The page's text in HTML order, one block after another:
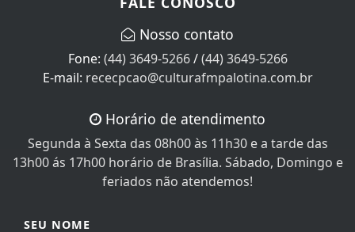
(44) 3649-5266/(44) 3649-5266
rececpcao@culturafmpalotina.com.br
Horário de atendimento
13h00 ás 17h00 horário de Brasília. Sábado, Domingo e